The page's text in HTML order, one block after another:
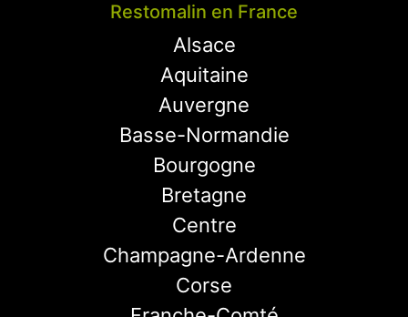
Restomalin en France
Alsace
Aquitaine
Auvergne
Basse-Normandie
Bourgogne
Bretagne
Centre
Champagne-Ardenne
Corse